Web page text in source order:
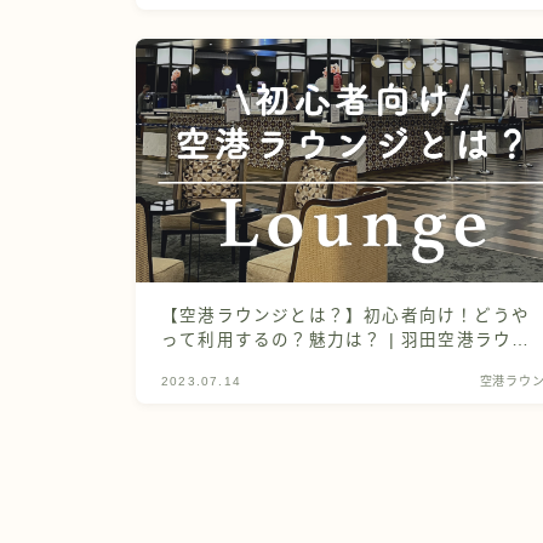
【空港ラウンジとは？】初心者向け！どうや
って利用するの？魅力は？ | 羽田空港ラウン
2023.07.14 空港ラウ